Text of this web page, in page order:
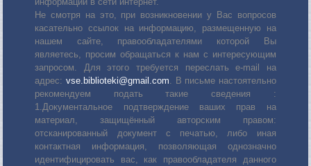
Не смотря на это, при возникновении у Вас вопросов
касательно ссылок на информацию, размещенную на
нашем сайте, правообладателями которой Вы
являетесь, просим обращаться к нам с интересующим
запросом. Для этого требуется переслать е-mail на
адрес: vse.biblioteki@gmail.com. В письме настоятельно
рекомендуем подать такие сведения :
1.Документальное подтверждение ваших прав на
материал, защищённый авторским правом:
отсканированный документ с печатью, либо иная
контактная информация, позволяющая однозначно
идентифицировать вас, как правообладателя данного